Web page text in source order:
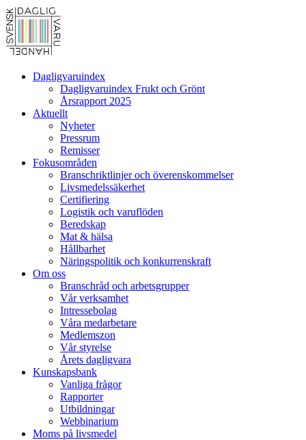
Dagligvaruindex
Dagligvaruindex Frukt och Grönt
Årsrapport 2025
Aktuellt
Nyheter
Pressrum
Remisser
Fokusområden
Branschriktlinjer och överenskommelser
Livsmedelssäkerhet
Certifiering
Logistik och varuflöden
Beredskap
Mat & hälsa
Hållbarhet
Näringspolitik och konkurrenskraft
Om oss
Branschråd och arbetsgrupper
Vår verksamhet
Intressebolag
Våra medarbetare
Medlemszon
Vår styrelse
Årets dagligvara
Kunskapsbank
Vanliga frågor
Rapporter
Utbildningar
Webbinarium
Moms på livsmedel